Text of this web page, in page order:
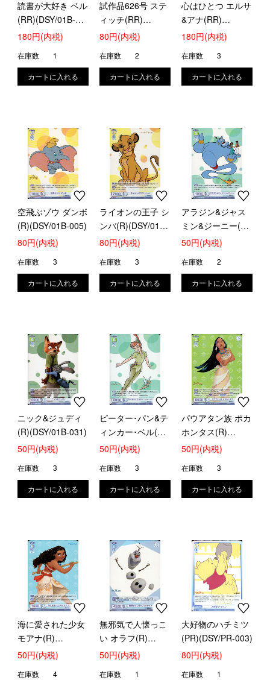
読書が大好き ベル
(RR)(DSY/01B-
003)
180円(内税)
在庫数 1
試作品626号 ステ
ィッチ(RR)
(DSY/01B-043)
80円(内税)
在庫数 2
心はひとつ エルサ
&アナ(RR)
(DSY/01B-044)
180円(内税)
在庫数 3
空飛ぶゾウ ダンボ
(R)(DSY/01B-005)
80円(内税)
在庫数 3
ライオンの王子 シ
ンバ(R)(DSY/01B-
006)
80円(内税)
在庫数 3
アラジン&ジャス
ミン&ジーニー(R)
(DSY/01B-028)
50円(内税)
在庫数 2
ニック&ジュディ
(R)(DSY/01B-031)
50円(内税)
在庫数 3
ピーター･パン&テ
ィンカー･ベル(R)
(DSY/01B-032)
50円(内税)
在庫数 3
パウアタン族 ポカ
ホンタス(R)
(DSY/01B-034)
50円(内税)
在庫数 3
海に愛された少女
モアナ(R)
(DSY/01B-048)
50円(内税)
在庫数 4
無邪気で人懐っこ
い オラフ(R)
(DSY/01B-051)
50円(内税)
在庫数 1
大好物のハチミツ
(PR)(DSY/PR-003)
80円(内税)
在庫数 1